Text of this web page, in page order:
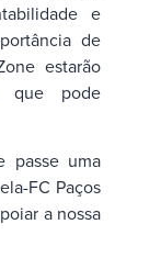
e
de
estarão
que pode
passe uma
FC Paços
a nossa